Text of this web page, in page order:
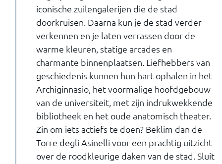
iconische zuilengalerijen die de stad
doorkruisen. Daarna kun je de stad verder
verkennen en je laten verrassen door de
warme kleuren, statige arcades en
charmante binnenplaatsen. Liefhebbers van
geschiedenis kunnen hun hart ophalen in het
Archiginnasio, het voormalige hoofdgebouw
van de universiteit, met zijn indrukwekkende
bibliotheek en het oude anatomisch theater.
Zin om iets actiefs te doen? Beklim dan de
Torre degli Asinelli voor een prachtig uitzicht
over de roodkleurige daken van de stad. Sluit